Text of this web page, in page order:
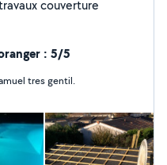
couverture
: 5/5
tres gentil.